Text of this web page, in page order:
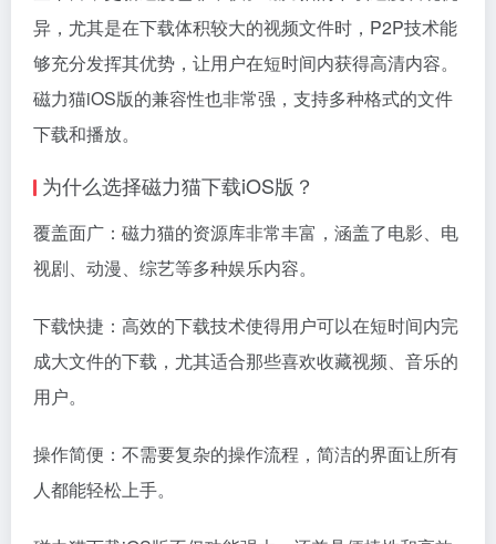
异，尤其是在下载体积较大的视频文件时，P2P技术能
够充分发挥其优势，让用户在短时间内获得高清内容。
磁力猫iOS版的兼容性也非常强，支持多种格式的文件
下载和播放。
为什么选择磁力猫下载iOS版？
覆盖面广：磁力猫的资源库非常丰富，涵盖了电影、电
视剧、动漫、综艺等多种娱乐内容。
下载快捷：高效的下载技术使得用户可以在短时间内完
成大文件的下载，尤其适合那些喜欢收藏视频、音乐的
用户。
操作简便：不需要复杂的操作流程，简洁的界面让所有
人都能轻松上手。